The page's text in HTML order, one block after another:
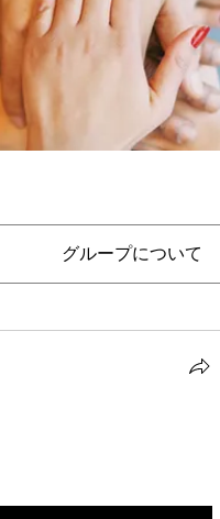
グループについて